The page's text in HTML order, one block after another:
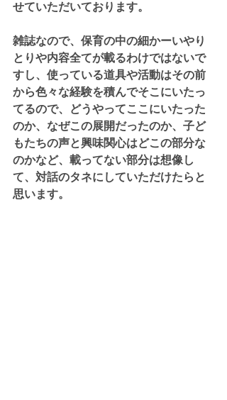
せていただいております。
雑誌なので、保育の中の細かーいやり
とりや内容全てが載るわけではないで
すし、使っている道具や活動はその前
から色々な経験を積んでそこにいたっ
てるので、どうやってここにいたった
のか、なぜこの展開だったのか、子ど
もたちの声と興味関心はどこの部分な
のかなど、載ってない部分は想像し
て、対話のタネにしていただけたらと
思います。